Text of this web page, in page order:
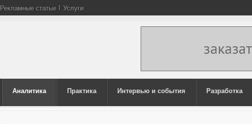
Рекламные статьи Услуги
Аналитика Практика Интервью и события Разработка